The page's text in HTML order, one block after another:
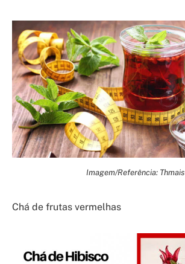
Imagem/Referência: Thmais
Chá de frutas vermelhas